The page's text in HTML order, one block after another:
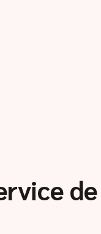
de